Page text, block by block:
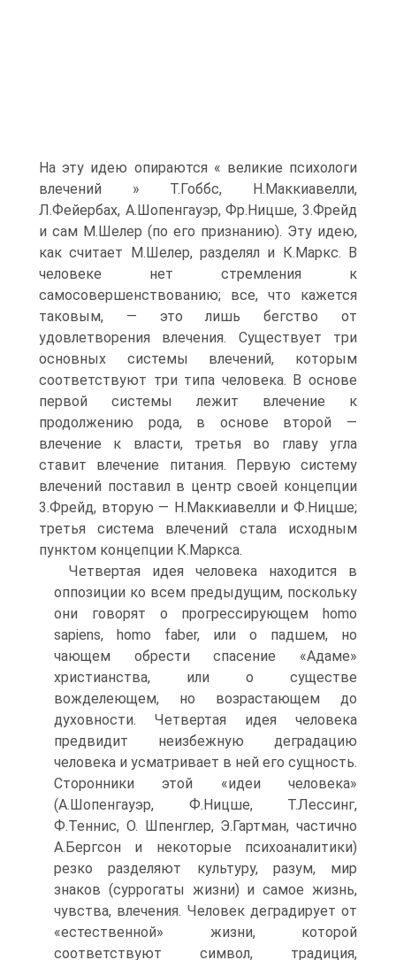
На эту идею опираются « великие психологи
влечений » Т.Гоббс, Н.Маккиавелли,
Л.Фейербах, А.Шопенгауэр, Фр.Ницше, 3.Фрейд
и сам М.Шелер (по его признанию). Эту идею,
как считает М.Шелер, разделял и К.Маркс. В
человеке нет стремления к
самосовершенствованию; все, что кажется
таковым, — это лишь бегство от
удовлетворения влечения. Существует три
основных системы влечений, которым
соответствуют три типа человека. В основе
первой системы лежит влечение к
продолжению рода, в основе второй —
влечение к власти, третья во главу угла
ставит влечение питания. Первую систему
влечений поставил в центр своей концепции
3.Фрейд, вторую — Н.Маккиавелли и Ф.Ницше;
третья система влечений стала исходным
пунктом концепции К.Маркса.
Четвертая идея человека находится в
оппозиции ко всем предыдущим, поскольку
они говорят о прогрессирующем homo
sapiens, homo faber, или о падшем, но
чающем обрести спасение «Адаме»
христианства, или о существе
вожделеющем, но возрастающем до
духовности. Четвертая идея человека
предвидит неизбежную деградацию
человека и усматривает в ней его сущность.
Сторонники этой «идеи человека»
(А.Шопенгауэр, Ф.Ницше, Т.Лессинг,
Ф.Теннис, О. Шпенглер, Э.Гартман, частично
А.Бергсон и некоторые психоаналитики)
резко разделяют культуру, разум, мир
знаков (суррогаты жизни) и самое жизнь,
чувства, влечения. Человек деградирует от
«естественной» жизни, которой
соответствуют символ, традиция,